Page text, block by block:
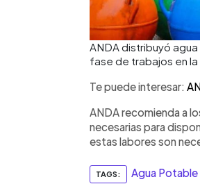
ANDA distribuyó
fase de trabajos en
Te puede interesar:
ANDA recomienda a
necesarias para
estas labores son
TAGS: Agua Potable